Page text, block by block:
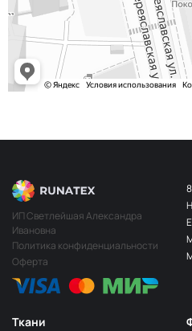
243/2
2Бл.Бирюзовый МП-20-
S248
Св.Бирюза
203/3
3Т.Бирюзовый
МП-20-
(Т.Бирюзовый)
МП-
2Т.Бирюзовый
МП-20-
1Св.Бирюзовый
Ткани
ИП Светлейшая Александра
Ивановна
Политика конфиденциальности
Оферта